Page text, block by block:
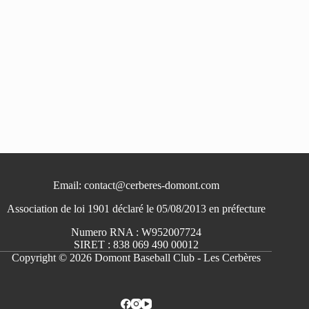
Email: contact@cerberes-domont.com
Association de loi 1901 déclaré le 05/08/2013 en préfecture
Numero RNA : W952007724
SIRET : 838 069 490 00012
Copyright © 2026 Domont Baseball Club - Les Cerbères